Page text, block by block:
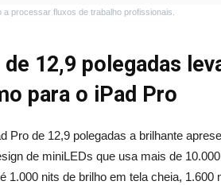
processar fluxos de trabalho profissionais.
12,9 polegadas
para o iPad Pro
Pro de 12,9 polegadas a brilhante
de miniLEDs que usa mais de
1.000 nits de brilho em tela cheia, 1.600